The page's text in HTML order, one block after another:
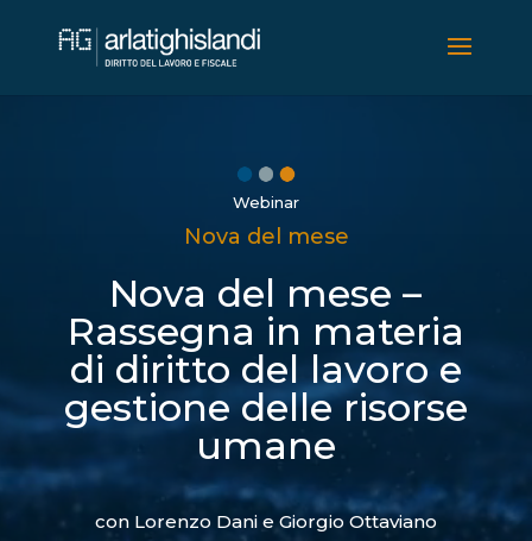
Webinar
Nova del mese
Nova del mese –
Rassegna in materia
di diritto del lavoro e
gestione delle risorse
umane
con Lorenzo Dani e Giorgio Ottaviano